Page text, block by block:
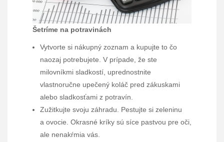
Šetríme na potravinách
Vytvorte si nákupný zoznam a kupujte to čo
naozaj potrebujete. V prípade, že ste
milovníkmi sladkostí, uprednostnite
vlastnoručne upečený koláč pred zákuskami
alebo sladkosťami z potravín.
Zužitkujte svoju záhradu. Pestujte si zeleninu
a ovocie. Okrasné kríky sú síce pastvou pre oči,
ale nenakŕmia vás.